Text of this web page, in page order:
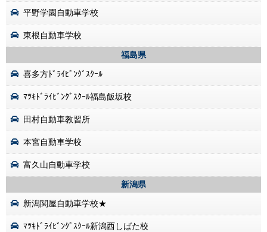
平野学園自動車学校
東根自動車学校
福島県
喜多方ﾄﾞﾗｲﾋﾞﾝｸﾞｽｸｰﾙ
ﾏﾂｷﾄﾞﾗｲﾋﾞﾝｸﾞｽｸｰﾙ福島飯坂校
田村自動車教習所
本宮自動車学校
富久山自動車学校
新潟県
新潟関屋自動車学校★
ﾏﾂｷﾄﾞﾗｲﾋﾞﾝｸﾞｽｸｰﾙ新潟西しばた校